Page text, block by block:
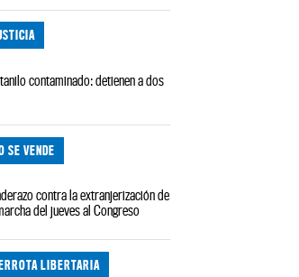
contaminado: detienen a dos
SE VENDE
contra la extranjerización de
del jueves al Congreso
LIBERTARIA